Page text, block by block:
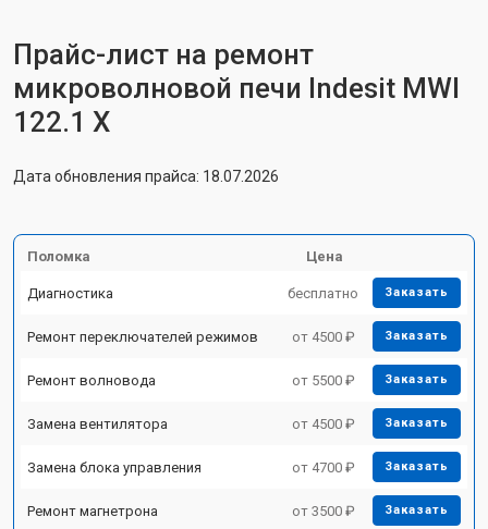
Прайс-лист на ремонт
микроволновой печи Indesit MWI
122.1 X
Дата обновления прайса: 18.07.2026
Поломка Цена
Диагностика бесплатно Заказать
Ремонт переключателей режимов от 4500 ₽ Заказать
Ремонт волновода от 5500 ₽ Заказать
Замена вентилятора от 4500 ₽ Заказать
Замена блока управления от 4700 ₽ Заказать
Ремонт магнетрона от 3500 ₽ Заказать